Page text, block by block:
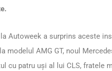
Autoweek a surprins aceste
modelul AMG GT, noul
cu patru uși al lui CLS, fratele